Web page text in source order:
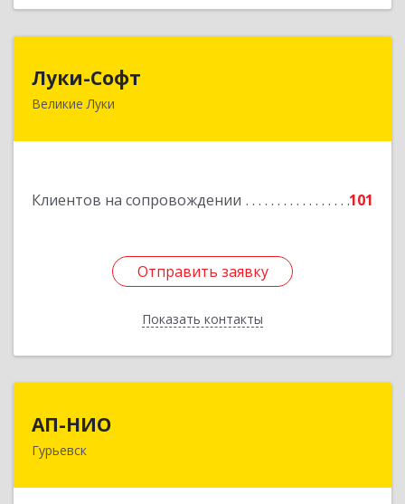
Луки-Софт
Великие Луки
Клиентов на сопровождении 101
Отправить заявку
Показать контакты
182113, Псковская обл, Великие Луки г,
Отправить заявку
Назад
АП-НИО
Гурьевск238300 Калининградская обл, Гурьевск г,